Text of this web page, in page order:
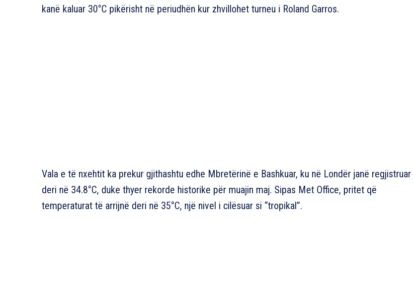
kanë kaluar 30°C pikërisht në periudhën kur zhvillohet turneu i Roland Garros.
Vala e të nxehtit ka prekur gjithashtu edhe Mbretërinë e Bashkuar, ku në Londër janë regjistruar
deri në 34.8°C, duke thyer rekorde historike për muajin maj. Sipas Met Office, pritet që
temperaturat të arrijnë deri në 35°C, një nivel i cilësuar si “tropikal”.